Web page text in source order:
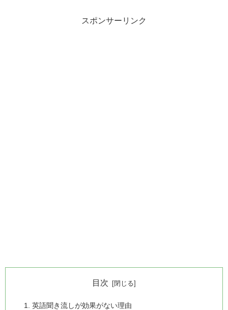
スポンサーリンク
目次
英語聞き流しが効果がない理由